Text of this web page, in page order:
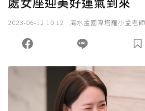
2023-06-12 10:12 清水孟國際塔羅小孟老師